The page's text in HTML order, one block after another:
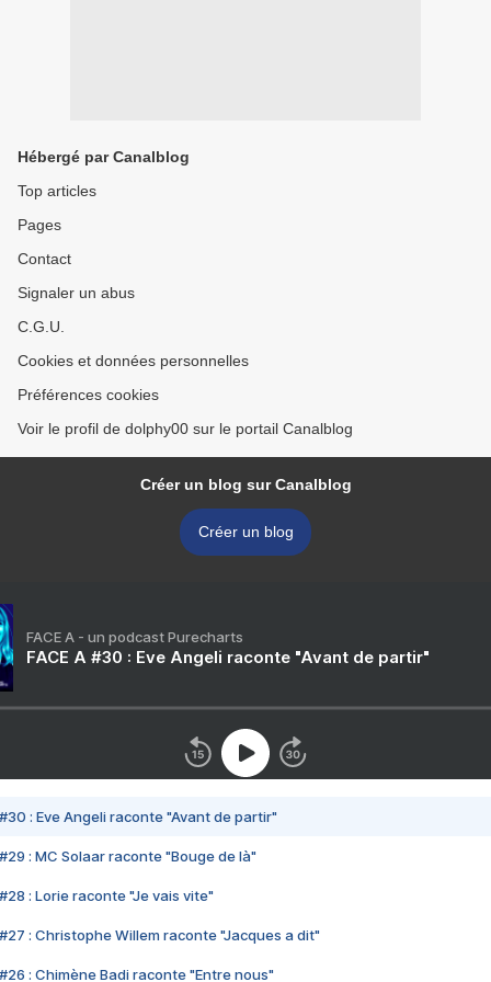
Hébergé par Canalblog
Top articles
Pages
Contact
Signaler un abus
C.G.U.
Cookies et données personnelles
Préférences cookies
Voir le profil de dolphy00 sur le portail Canalblog
Créer un blog sur Canalblog
Créer un blog
FACE A - un podcast Purecharts
FACE A #30 : Eve Angeli raconte "Avant de partir"
#30 : Eve Angeli raconte "Avant de partir"
#29 : MC Solaar raconte "Bouge de là"
#28 : Lorie raconte "Je vais vite"
#27 : Christophe Willem raconte "Jacques a dit"
#26 : Chimène Badi raconte "Entre nous"